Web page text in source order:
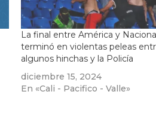
La final entre América y
terminó en violentas peleas
algunos hinchas y la Policía
diciembre 15, 2024
En «Cali - Pacifico - Valle»